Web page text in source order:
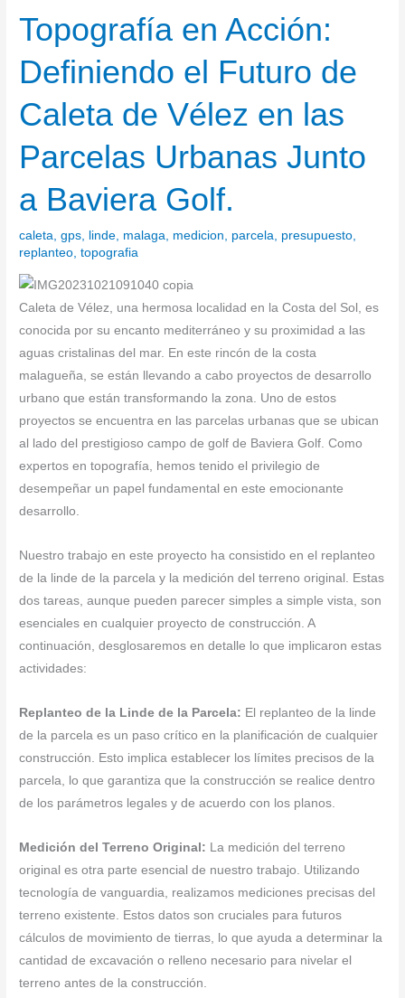
Topografía en Acción:
Definiendo el Futuro de
Caleta de Vélez en las
Parcelas Urbanas Junto
a Baviera Golf.
caleta,gps, linde, malaga, medicion, parcela, presupuesto,
replanteo,topografia
Caleta de Vélez, una hermosa localidad en la Costa del Sol, es
conocida por su encanto mediterráneo y su proximidad a las
aguas cristalinas del mar. En este rincón de la costa
malagueña, se están llevando a cabo proyectos de desarrollo
urbano que están transformando la zona. Uno de estos
proyectos se encuentra en las parcelas urbanas que se ubican
al lado del prestigioso campo de golf de Baviera Golf. Como
expertos en topografía, hemos tenido el privilegio de
desempeñar un papel fundamental en este emocionante
desarrollo.
Nuestro trabajo en este proyecto ha consistido en el replanteo
de la linde de la parcela y la medición del terreno original. Estas
dos tareas, aunque pueden parecer simples a simple vista, son
esenciales en cualquier proyecto de construcción. A
continuación, desglosaremos en detalle lo que implicaron estas
actividades:
Replanteo de la Linde de la Parcela: El replanteo de la linde
de la parcela es un paso crítico en la planificación de cualquier
construcción. Esto implica establecer los límites precisos de la
parcela, lo que garantiza que la construcción se realice dentro
de los parámetros legales y de acuerdo con los planos.
Medición del Terreno Original: La medición del terreno
original es otra parte esencial de nuestro trabajo. Utilizando
tecnología de vanguardia, realizamos mediciones precisas del
terreno existente. Estos datos son cruciales para futuros
cálculos de movimiento de tierras, lo que ayuda a determinar la
cantidad de excavación o relleno necesario para nivelar el
terreno antes de la construcción.
Topografía
en
Acción:
Definiendo
el
de
de
Parcelas
Urbanas
Junto
a
Baviera
Golf.